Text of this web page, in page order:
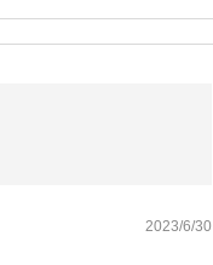
2023/6/30